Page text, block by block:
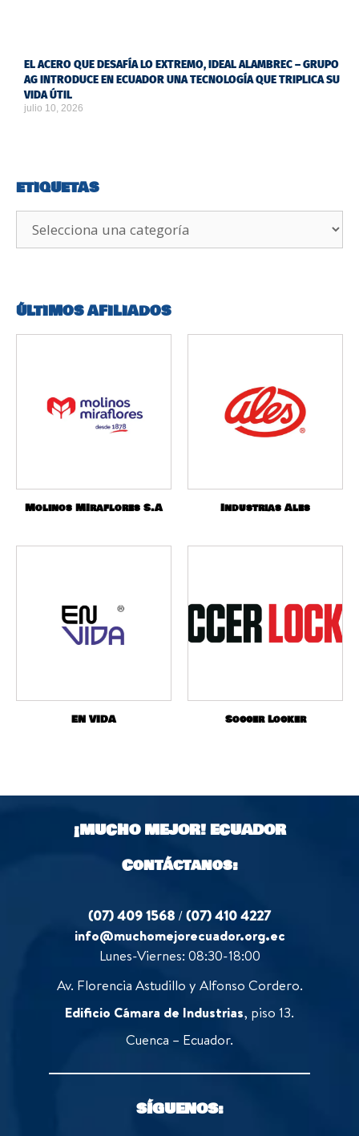
EL ACERO QUE DESAFÍA LO EXTREMO, IDEAL ALAMBREC – GRUPO
AG INTRODUCE EN ECUADOR UNA TECNOLOGÍA QUE TRIPLICA SU
VIDA ÚTIL
julio 10, 2026
ETIQUETAS
ÚLTIMOS AFILIADOS
Molinos MIraflores S.A Industrias Ales
EN VIDA Soccer Locker
¡MUCHO MEJOR!ECUADOR
Contáctanos:
(07) 409 1568 /(07) 410 4227
info@muchomejorecuador.org.ec
Lunes-Viernes: 08:30-18:00
Av. Florencia Astudillo y Alfonso Cordero.
Edificio Cámara de Industrias, piso 13.
Cuenca – Ecuador.
SÍGUENOS: